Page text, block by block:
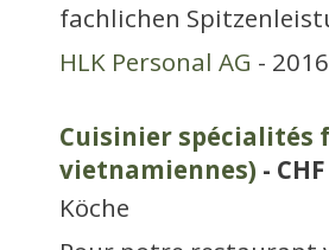
fachlichen
HLK Personal AG -
Cuisinier spécialités
vietnamiennes) -
Köche